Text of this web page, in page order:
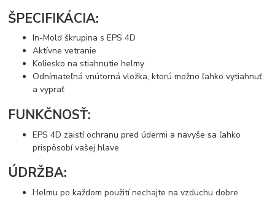
ŠPECIFIKÁCIA:
In-Mold škrupina s EPS 4D
Aktívne vetranie
Koliesko na stiahnutie helmy
Odnímateľná vnútorná vložka, ktorú možno ľahko vytiahnuť
a vyprať
FUNKČNOSŤ:
EPS 4D zaistí ochranu pred údermi a navyše sa ľahko
prispôsobí vašej hlave
ÚDRŽBA:
Helmu po každom použití nechajte na vzduchu dobre